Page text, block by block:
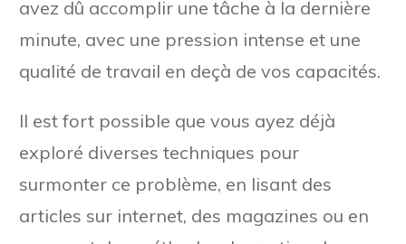
avez dû accomplir une tâche à la dernière
minute, avec une pression intense et une
qualité de travail en deçà de vos capacités.
Il est fort possible que vous ayez déjà
exploré diverses techniques pour
surmonter ce problème, en lisant des
articles sur internet, des magazines ou en